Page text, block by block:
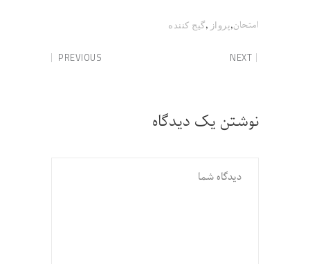
امتحان,پرواز ,گیج کننده
PREVIOUS NEXT
نوشتن یک دیدگاه